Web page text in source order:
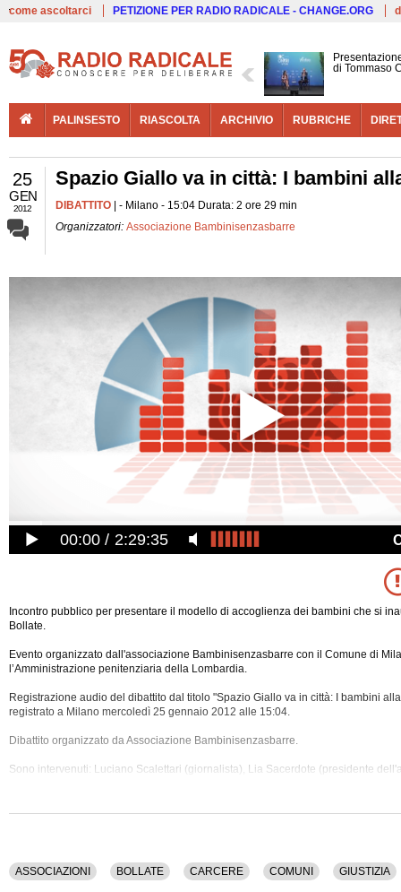
come ascoltarci PETIZIONE PER RADIO RADICALE - CHANGE.ORG
di Tommaso
PALINSESTO RIASCOLTA ARCHIVIO RUBRICHE
25
GEN
2012
Spazio Giallo va in città: I bambini
DIBATTITO | - Milano - 15:04 Durata: 2 ore 29 min
Organizzatori: Associazione Bambinisenzasbarre
00:00 2:29:35
Incontro pubblico per presentare il modello di accoglienza dei bambini che si
Bollate.
Evento organizzato dall'associazione Bambinisenzasbarre con il Comune di
l’Amministrazione penitenziaria della Lombardia.
Registrazione audio del dibattito dal titolo "Spazio Giallo va in città: I bambini
registrato a Milano mercoledì 25 gennaio 2012 alle 15:04.
Dibattito organizzato da Associazione Bambinisenzasbarre.
Sono intervenuti: Luciano Scalettari (giornalista), Lia Sacerdote (presidente
penitenziaria Lombardia), Fernando Villa, Massimo Parisi (direttore della Casa
di Bollate di Milano), Giovanni Stille (responsabile dell'ufficio colloqui del
Milano).
ASSOCIAZIONI BOLLATE CARCERE COMUNI GIUSTIZIA